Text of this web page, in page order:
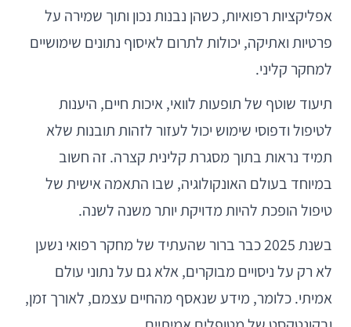
אפליקציות רפואיות, כשהן נבנות נכון ותוך שמירה על
פרטיות ואתיקה, יכולות לתרום לאיסוף נתונים שימושיים
למחקר קליני.
תיעוד שוטף של תופעות לוואי, איכות חיים, היענות
לטיפול ודפוסי שימוש יכול לעזור לזהות תובנות שלא
תמיד נראות בתוך מסגרת קלינית קצרה. זה חשוב
במיוחד בעולם האונקולוגיה, שבו התאמה אישית של
טיפול הופכת להיות מדויקת יותר משנה לשנה.
בשנת 2025 כבר ברור שהעתיד של מחקר רפואי נשען
לא רק על ניסויים מבוקרים, אלא גם על נתוני עולם
אמיתי. כלומר, מידע שנאסף מהחיים עצמם, לאורך זמן,